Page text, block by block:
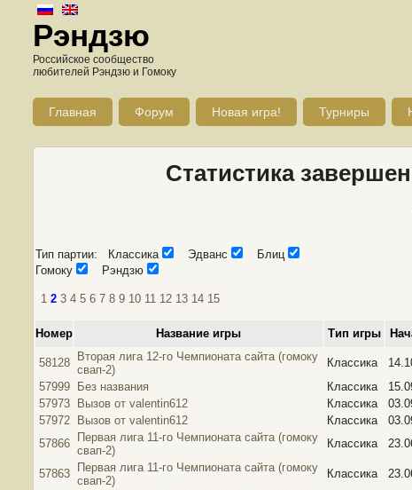
Рэндзю
Российское сообщество
любителей Рэндзю и Гомоку
Главная Форум Новая игра! Турниры
Статистика
Тип партии: Классика Эдванс Блиц
Гомоку
Рэндзю
1 2 3 4 5 6 7 8 9 10 11 12 13 14 15
Номер Название игры Тип игры
58128
Вторая лига 12-го Чемпионата сайта (гомоку
свап-2)
Классика
57999
Без названия Классика
57973
Вызов от valentin612 Классика
57972
Вызов от valentin612 Классика
57866
Первая лига 11-го Чемпионата сайта (гомоку
свап-2)
Классика
57863
Первая лига 11-го Чемпионата сайта (гомоку
свап-2)
Классика